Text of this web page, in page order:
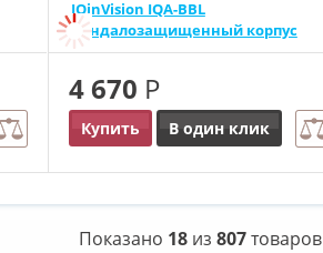
IQinVision IQA-BBL
Вандалозащищенный корпус
4 670 Р
Купить В один клик
Показано 18 из807товаров